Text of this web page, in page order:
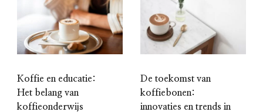
Koffie en educatie:
Het belang van
koffieonderwijs
De toekomst van
koffiebonen:
innovaties en trends in